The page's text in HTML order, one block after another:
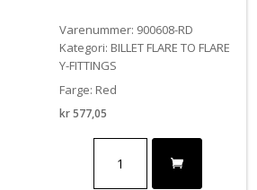
Varenummer: 900608-RD
Kategori: BILLET FLARE TO FLARE
Y-FITTINGS
Farge: Red
kr577,05
Fitting,